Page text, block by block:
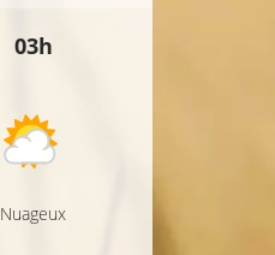
03h
Nuageux